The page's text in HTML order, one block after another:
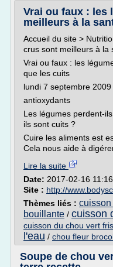
Vrai ou faux : les
meilleurs à la
Accueil du site >
crus sont meilleurs à la
Vrai ou faux : les
que les cuits
lundi 7 septembre 2009
antioxydants
Les légumes perdent-
ils sont cuits ?
Cuire les aliments est
Cela nous aide à
Lire la suite
Date: 2017-02-16
Site : http://
Thèmes liés : cuisson
bouillante / cuisson
cuisson du chou vert
l'eau / chou fleur
Soupe de chou